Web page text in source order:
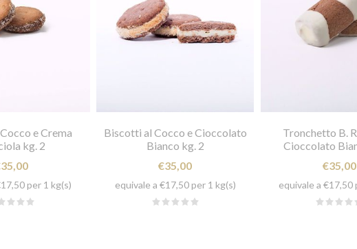
e Crema
kg. 2
per 1 kg(s)
Biscotti al Cocco e Cioccolato
Bianco kg. 2
€35,00
equivale a €17,50 per 1 kg(s)
Tronchetto B.
Cioccolato
€35,00
equivale a €17,50